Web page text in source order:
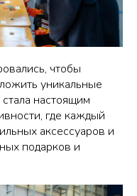
чтобы
уникальные
настоящим
где каждый
аксессуаров и
подарков и